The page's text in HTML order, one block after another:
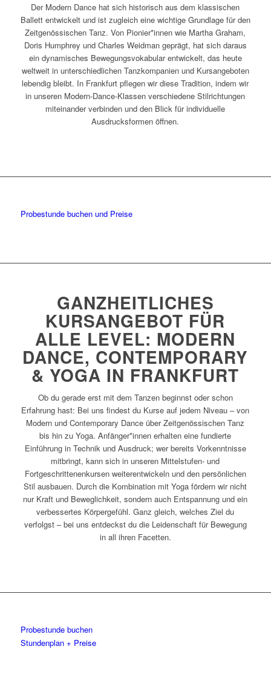
Der Modern Dance hat sich historisch aus dem klassischen
Ballett entwickelt und ist zugleich eine wichtige Grundlage für den
Zeitgenössischen Tanz. Von Pionier*innen wie Martha Graham,
Doris Humphrey und Charles Weidman geprägt, hat sich daraus
ein dynamisches Bewegungsvokabular entwickelt, das heute
weltweit in unterschiedlichen Tanzkompanien und Kursangeboten
lebendig bleibt. In Frankfurt pflegen wir diese Tradition, indem wir
in unseren Modern-Dance-Klassen verschiedene Stilrichtungen
miteinander verbinden und den Blick für individuelle
Ausdrucksformen öffnen.
Probestunde buchen und Preise
GANZHEITLICHES
KURSANGEBOT FÜR
ALLE LEVEL: MODERN
DANCE, CONTEMPORARY
& YOGA IN FRANKFURT
Ob du gerade erst mit dem Tanzen beginnst oder schon
Erfahrung hast: Bei uns findest du Kurse auf jedem Niveau – von
Modern und Contemporary Dance über Zeitgenössischen Tanz
bis hin zu Yoga. Anfänger*innen erhalten eine fundierte
Einführung in Technik und Ausdruck; wer bereits Vorkenntnisse
mitbringt, kann sich in unseren Mittelstufen- und
Fortgeschrittenenkursen weiterentwickeln und den persönlichen
Stil ausbauen. Durch die Kombination mit Yoga fördern wir nicht
nur Kraft und Beweglichkeit, sondern auch Entspannung und ein
verbessertes Körpergefühl. Ganz gleich, welches Ziel du
verfolgst – bei uns entdeckst du die Leidenschaft für Bewegung
in all ihren Facetten.
Probestunde buchen
Stundenplan + Preise